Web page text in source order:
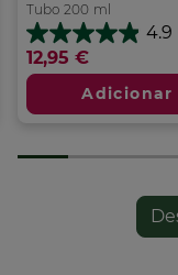
Tubo 200 ml
4.9
4.9
em
5
estrelas.
9
12,95 €
Adicionar